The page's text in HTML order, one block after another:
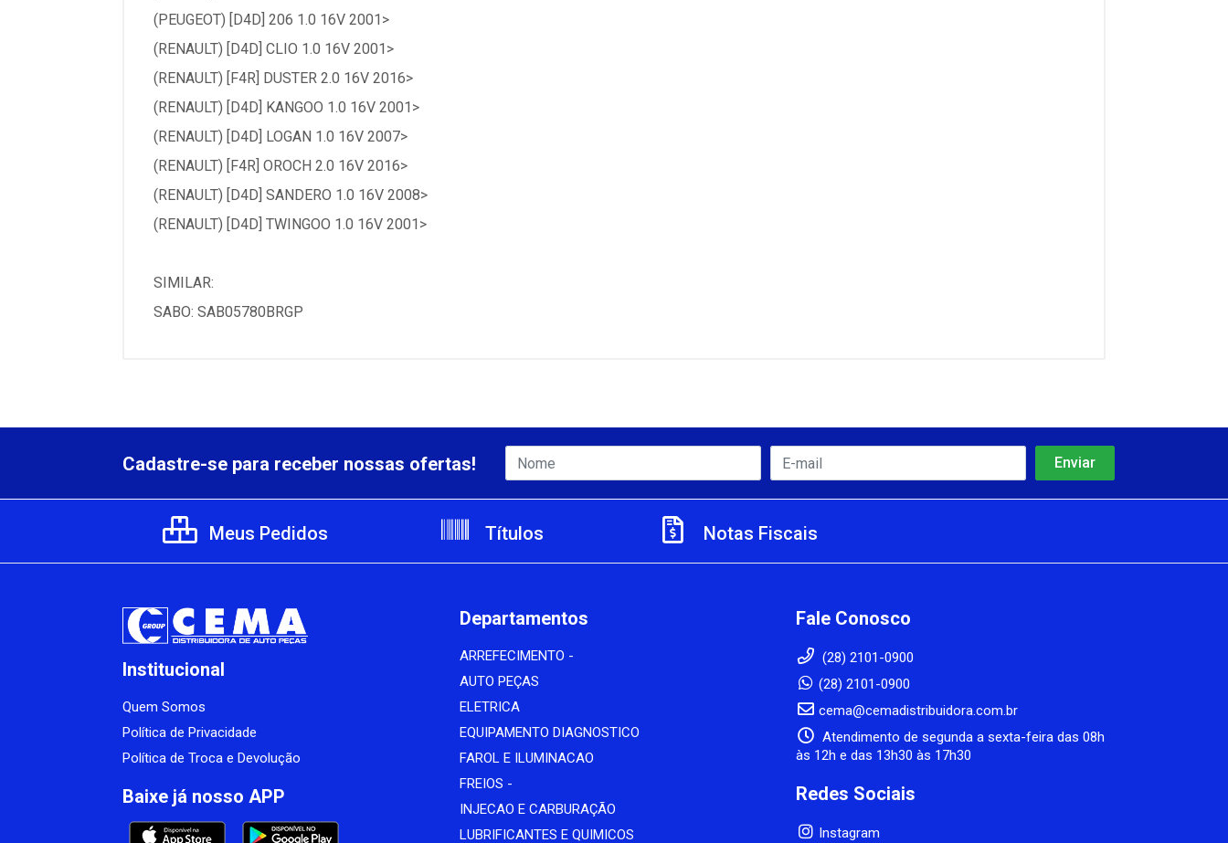
(PEUGEOT) [D4D] 206 1.0 16V 2001>
(RENAULT) [D4D] CLIO 1.0 16V 2001>
(RENAULT) [F4R] DUSTER 2.0 16V 2016>
(RENAULT) [D4D] KANGOO 1.0 16V 2001>
(RENAULT) [D4D] LOGAN 1.0 16V 2007>
(RENAULT) [F4R] OROCH 2.0 16V 2016>
(RENAULT) [D4D] SANDERO 1.0 16V 2008>
(RENAULT) [D4D] TWINGOO 1.0 16V 2001>
SIMILAR:
SABO: SAB05780BRGP
Cadastre-se para receber nossas ofertas!
Meus Pedidos Títulos Notas Fiscais
Institucional
Quem Somos
Política de Privacidade
Política de Troca e Devolução
Baixe já nosso APP
Departamentos
ARREFECIMENTO -
AUTO PEÇAS
ELETRICA
EQUIPAMENTO DIAGNOSTICO
FAROL E ILUMINACAO
FREIOS -
INJECAO E CARBURAÇÃO
LUBRIFICANTES E QUIMICOS
Fale Conosco
(28) 2101-0900
(28) 2101-0900
cema@cemadistribuidora.com.br
Atendimento de segunda a sexta-feira das 08h
às 12h e das 13h30 às 17h30
Redes Sociais
Instagram